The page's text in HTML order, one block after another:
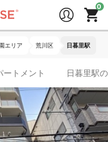
エリア 荒川区 日暮里駅
ートメント 日暮里駅